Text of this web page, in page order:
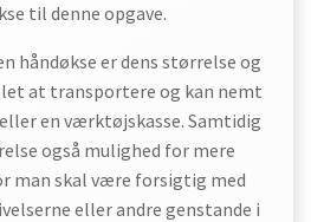
til denne opgave.
håndøkse er dens størrelse og
let at transportere og kan nemt
en værktøjskasse. Samtidig
også mulighed for mere
man skal være forsigtig med
eller andre genstande i